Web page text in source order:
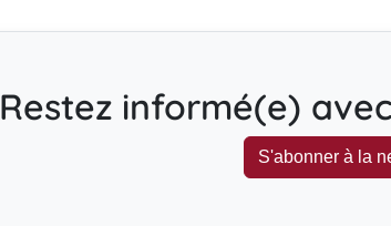
Restez informé(e)
S'abonner à la